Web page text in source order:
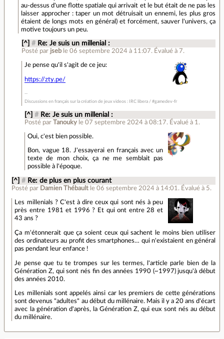
au-dessus d'une flotte spatiale qui arrivait et le but était de ne pas les
laisser approcher : taper un mot détruisait un ennemi, les plus gros
étaient de longs mots en général) et forcément, sauver l'univers, ça
motive toujours un peu.
[^] # Re: Je suis un millenial :
Posté par jseb le 06 septembre 2024 à 11:07. Évalué à 7.
Je pense qu'il s'agit de ce jeu:
https://zty.pe/
Discussions en français sur la création de jeux videos : IRC libera / #gamedev-fr
[^] # Re: Je suis un millenial :
Posté par Tanouky le 07 septembre 2024 à 08:17. Évalué à 1 .
Oui, c'est bien possible.
Bon, vague 18. J'essayerai en français avec un
texte de mon choix, ça ne me semblait pas
possible à l'époque.
[^] # Re: de plus en plus courant
Posté par Damien Thébault le 06 septembre 2024 à 14:01 . Évalué à 5.
Les millenials ? C'est à dire ceux qui sont nés à peu
près entre 1981 et 1996 ? Et qui ont entre 28 et
43 ans ?
Ça m'étonnerait que ça soient ceux qui sachent le moins bien utiliser
des ordinateurs au profit des smartphones… qui n'existaient en général
pas pendant leur enfance !
Je pense que tu te trompes sur les termes, l'article parle bien de la
Génération Z, qui sont nés fin des années 1990 (~1997) jusqu'à début
des années 2010.
Les millenials sont appelés ainsi car les premiers de cette générations
sont devenus "adultes" au début du millénaire. Mais il y a 20 ans d'écart
avec la génération d'après, la Génération Z, qui eux sont nés au début
du millénaire.